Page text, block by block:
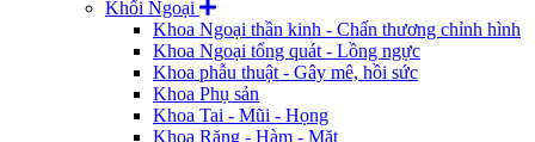
Khối Ngoại
Khoa Ngoại thần kinh - Chấn thương chỉnh hình
Khoa Ngoại tổng quát - Lồng ngực
Khoa phẫu thuật - Gây mê, hồi sức
Khoa Phụ sản
Khoa Tai - Mũi - Họng
Khoa Răng - Hàm - Mặt